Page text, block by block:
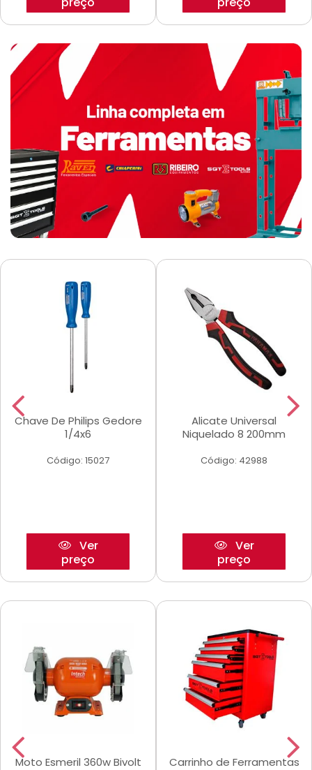
Chave De Philips Gedore
1/4x6
Código: 15027
Ver
preço
Alicate Universal
Niquelado 8 200mm
Código: 42988
Ver
preço
Moto Esmeril 360w Bivolt
Carrinho de Ferramentas